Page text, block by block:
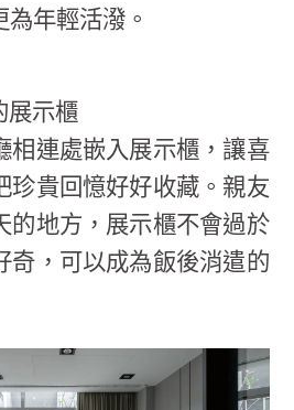
年輕活潑。
展示櫃
相連處嵌入展示櫃，讓喜
珍貴回憶好好收藏。親友
的地方，展示櫃不會過於
奇，可以成為飯後消遣的